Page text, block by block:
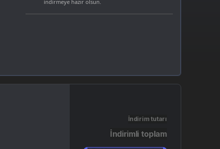
indirmeye hazır olsun.
İndirim tutarı
İndirimli toplam